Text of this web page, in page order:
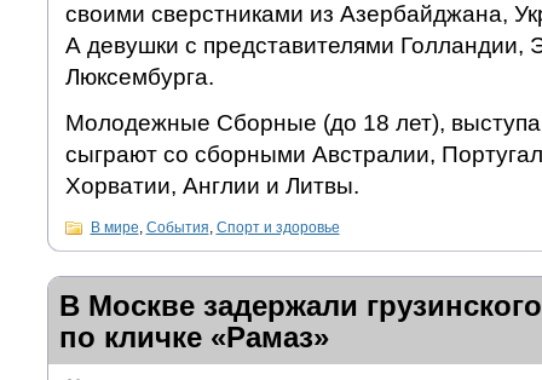
своими сверстниками из Азербайджана,
А девушки с представителями Голландии,
Люксембурга.
Молодежные Сборные (до 18 лет),
сыграют со сборными Австралии,
Хорватии, Англии и Литвы.
В мире, События, Спорт и здоровье
В Москве задержали
по кличке «Рамаз»